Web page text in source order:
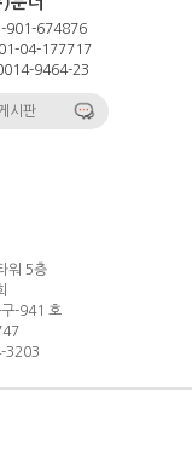
901-674876
04-177717
9464-23
시판
워 5층
-941 호
3203